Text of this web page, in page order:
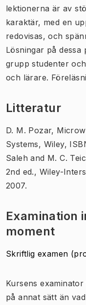
lektionerna är av
karaktär, med en
redovisas, och
Lösningar på dessa
grupp studenter
och lärare.
Litteratur
D. M. Pozar,
Systems, Wiley,
Saleh and M. C.
2nd ed., Wiley-
2007.
Examination
moment
Skriftlig examen
Kursens
på annat sätt än